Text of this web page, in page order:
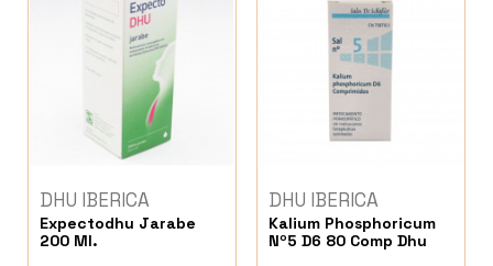
DHU IBERICA
Expectodhu Jarabe
200 Ml.
DHU IBERICA
Kalium Phosphoricum
Nº5 D6 80 Comp Dhu